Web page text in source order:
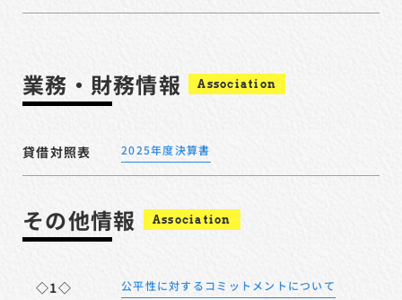
業務・財務情報 Association
貸借対照表 2025年度決算書
その他情報 Association
◇1◇ 公平性に対するコミットメントについて